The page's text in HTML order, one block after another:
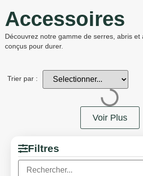
Accessoires
Découvrez notre gamme de serres, abris et
conçus pour durer.
Filtres
Trier par :
Voir Plus